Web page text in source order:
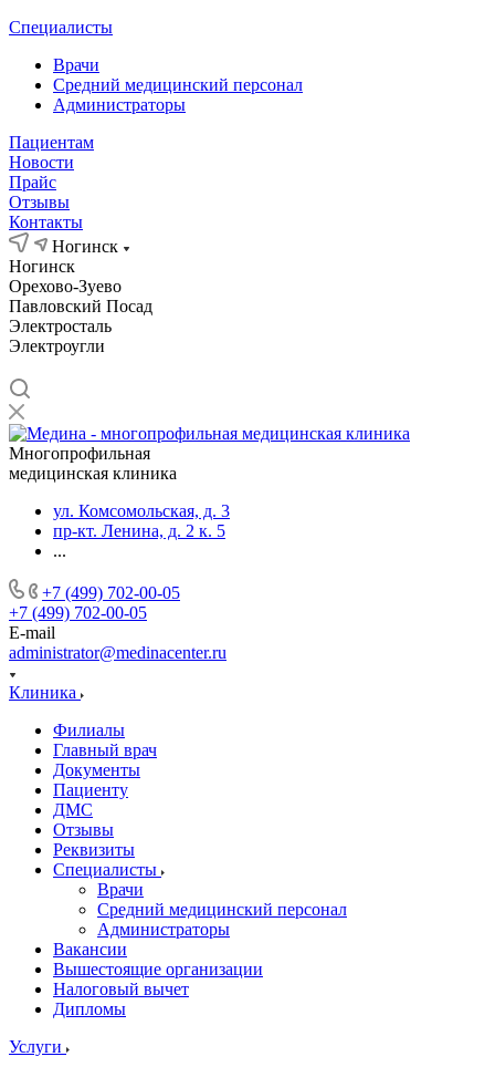
Специалисты
Врачи
Средний медицинский персонал
Администраторы
Пациентам
Новости
Прайс
Отзывы
Контакты
Ногинск
Ногинск
Орехово-Зуево
Павловский Посад
Электросталь
Электроугли
Многопрофильная
медицинская клиника
ул. Комсомольская, д. 3
пр-кт. Ленина, д. 2 к. 5
...
+7 (499) 702-00-05
+7 (499) 702-00-05
E-mail
administrator@medinacenter.ru
Клиника
Филиалы
Главный врач
Документы
Пациенту
ДМС
Отзывы
Реквизиты
Специалисты
Врачи
Средний медицинский персонал
Администраторы
Вакансии
Вышестоящие организации
Налоговый вычет
Дипломы
Услуги